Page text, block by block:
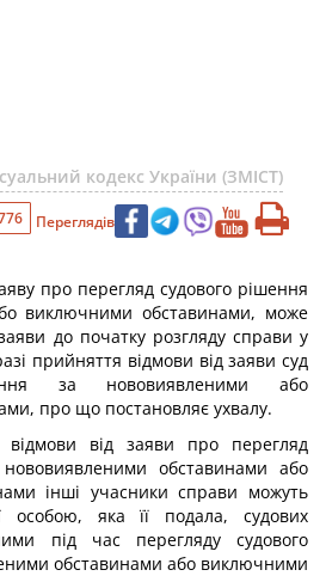
кодекс України (ЗМІСТ)
Переглядів
про перегляд судового рішення
виключними обставинами, може
до початку розгляду справи у
прийняття відмови від заяви суд
за нововиявленими або
про що постановляє ухвалу.
від заяви про перегляд
обставинами або
інші учасники справи можуть
особою, яка її подала, судових
під час перегляду судового
обставинами або виключними